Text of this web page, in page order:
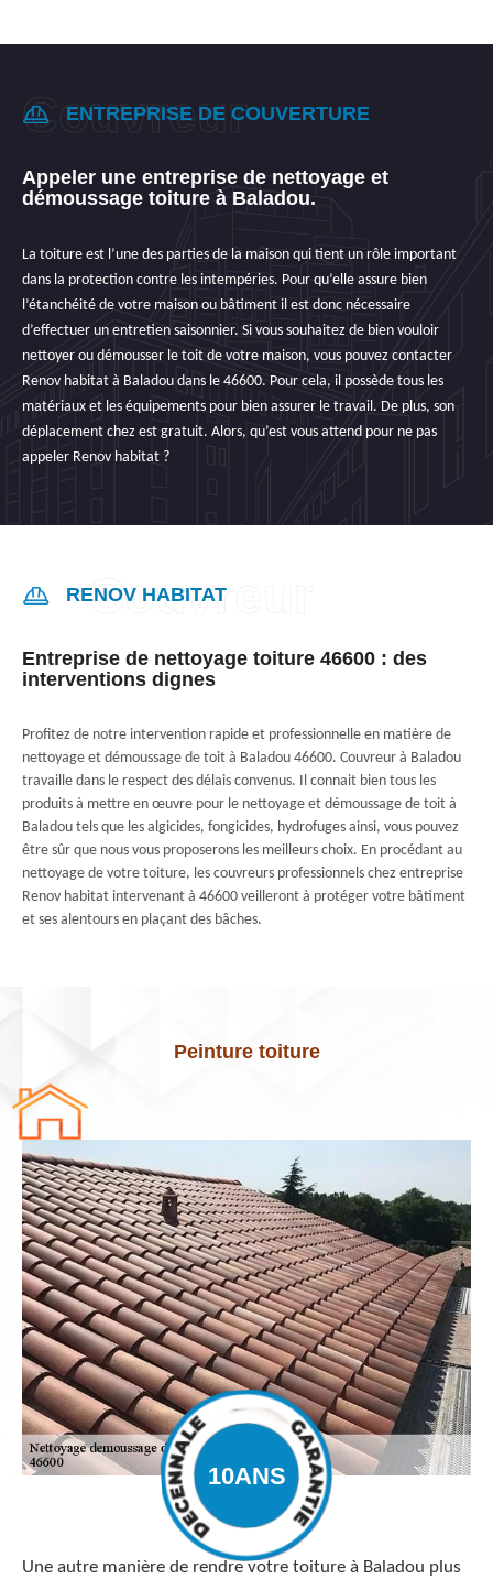
ENTREPRISE DE COUVERTURE
Appeler une entreprise de nettoyage et
démoussage toiture à Baladou.
La toiture est l’une des parties de la maison qui tient un rôle important
dans la protection contre les intempéries. Pour qu’elle assure bien
l’étanchéité de votre maison ou bâtiment il est donc nécessaire
d’effectuer un entretien saisonnier. Si vous souhaitez de bien vouloir
nettoyer ou démousser le toit de votre maison, vous pouvez contacter
Renov habitat à Baladou dans le 46600. Pour cela, il possède tous les
matériaux et les équipements pour bien assurer le travail. De plus, son
déplacement chez est gratuit. Alors, qu’est vous attend pour ne pas
appeler Renov habitat ?
RENOV HABITAT
Entreprise de nettoyage toiture 46600 : des
interventions dignes
Profitez de notre intervention rapide et professionnelle en matière de
nettoyage et démoussage de toit à Baladou 46600. Couvreur à Baladou
travaille dans le respect des délais convenus. Il connait bien tous les
produits à mettre en œuvre pour le nettoyage et démoussage de toit à
Baladou tels que les algicides, fongicides, hydrofuges ainsi, vous pouvez
être sûr que nous vous proposerons les meilleurs choix. En procédant au
nettoyage de votre toiture, les couvreurs professionnels chez entreprise
Renov habitat intervenant à 46600 veilleront à protéger votre bâtiment
et ses alentours en plaçant des bâches.
Peinture toiture
Une autre manière de rendre votre toiture à Baladou plus